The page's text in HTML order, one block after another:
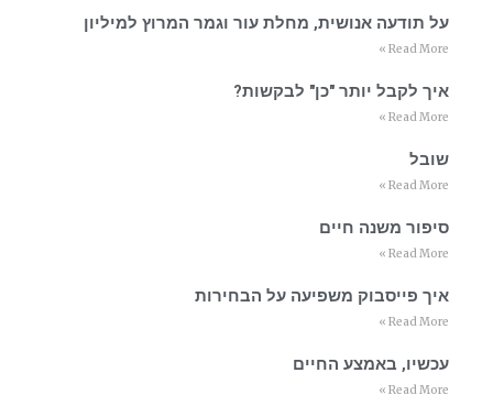
על תודעה אנושית, מחלת עור וגמר המרוץ למיליון
Read More »
איך לקבל יותר "כן" לבקשות?
Read More »
שובל
Read More »
סיפור משנה חיים
Read More »
איך פייסבוק משפיעה על הבחירות
Read More »
עכשיו, באמצע החיים
Read More »